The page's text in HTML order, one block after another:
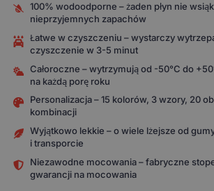
100% wodoodporne – żaden płyn nie
nieprzyjemnych zapachów
Łatwe w czyszczeniu – wystarczy
czyszczenie w 3-5 minut
Całoroczne – wytrzymują od -50°C do
na każdą porę roku
Personalizacja – 15 kolorów, 3 wzory, 20
kombinacji
Wyjątkowo lekkie – o wiele lżejsze od
i transporcie
Niezawodne mocowania – fabryczne
gwarancji na mocowania